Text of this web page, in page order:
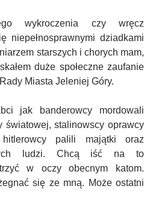
wykroczenia czy wręcz
niepełnosprawnymi dziadkami
starszych i chorych mam,
duże społeczne zaufanie
Miasta Jeleniej Góry.
jak banderowcy mordowali
światowej, stalinowscy oprawcy
palili majątki oraz
ludzi. Chcą iść na to
w oczy obecnym katom.
się ze mną. Może ostatni